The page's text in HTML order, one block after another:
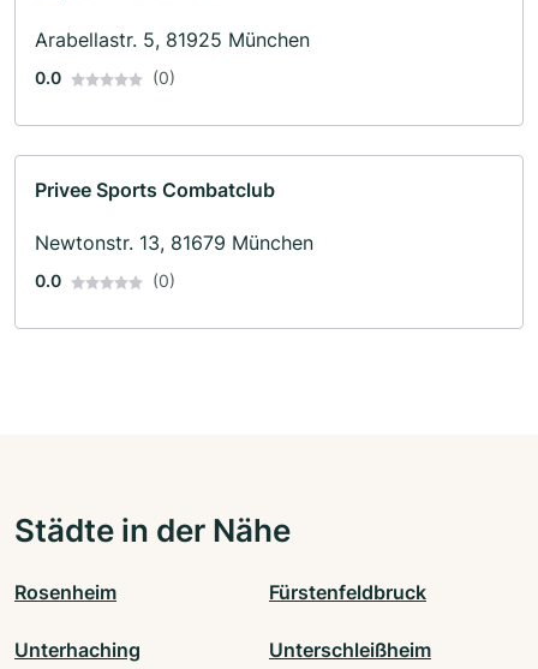
Arabellastr. 5, 81925 München
0.0 (0)
Privee Sports Combatclub
Newtonstr. 13, 81679 München
0.0 (0)
Städte in der Nähe
Rosenheim Fürstenfeldbruck
Unterhaching Unterschleißheim